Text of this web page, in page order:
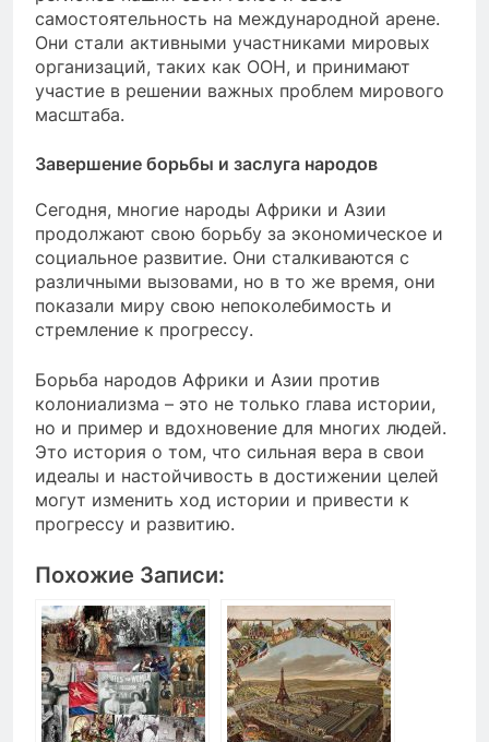
самостоятельность на международной арене.
Они стали активными участниками мировых
организаций, таких как ООН, и принимают
участие в решении важных проблем мирового
масштаба.
Завершение борьбы и заслуга народов
Сегодня, многие народы Африки и Азии
продолжают свою борьбу за экономическое и
социальное развитие. Они сталкиваются с
различными вызовами, но в то же время, они
показали миру свою непоколебимость и
стремление к прогрессу.
Борьба народов Африки и Азии против
колониализма – это не только глава истории,
но и пример и вдохновение для многих людей.
Это история о том, что сильная вера в свои
идеалы и настойчивость в достижении целей
могут изменить ход истории и привести к
прогрессу и развитию.
Похожие Записи: